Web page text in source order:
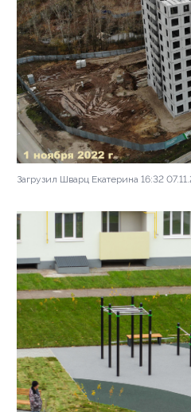
Загрузил Шварц Екатерина 16:32